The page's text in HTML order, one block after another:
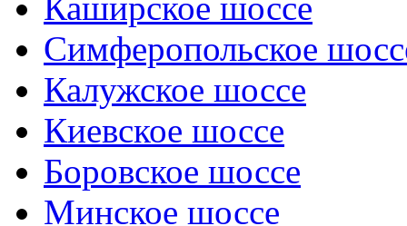
Каширское шоссе
Симферопольское
Калужское шоссе
Киевское шоссе
Боровское шоссе
Минское шоссе